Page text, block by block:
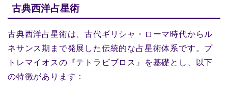
古典西洋占星術
古典西洋占星術は、古代ギリシャ・ローマ時代からル
ネサンス期まで発展した伝統的な占星術体系です。プ
トレマイオスの『テトラビブロス』を基礎とし、以下
の特徴があります：